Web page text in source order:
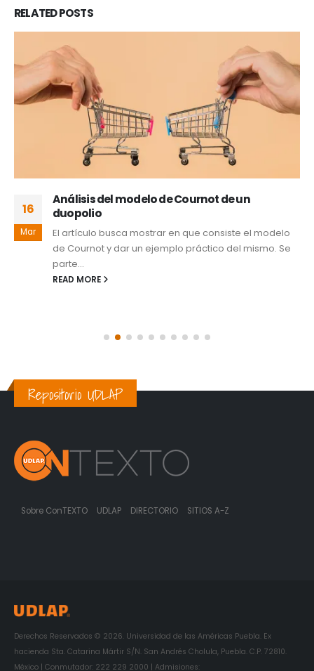
RELATEDPOSTS
16
Mar
Análisis del modelo de Cournot de un
duopolio
El artículo busca mostrar en que consiste el modelo
de Cournot y dar un ejemplo práctico del mismo. Se
parte...
READ MORE
Repositorio UDLAP
Sobre ConTEXTO UDLAP DIRECTORIO SITIOS A-Z
Derechos Reservados © 2026. Universidad de las Américas Puebla. Ex
hacienda Sta. Catarina Mártir S/N. San Andrés Cholula, Puebla. C.P. 72810.
México | Conmutador: 222 229 2000 | Admisiones: